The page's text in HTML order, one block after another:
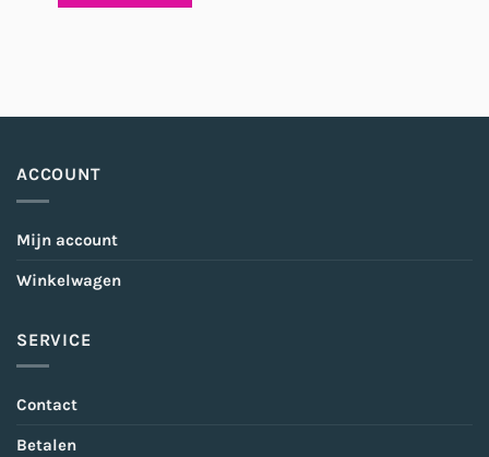
ACCOUNT
Mijn account
Winkelwagen
SERVICE
Contact
Betalen